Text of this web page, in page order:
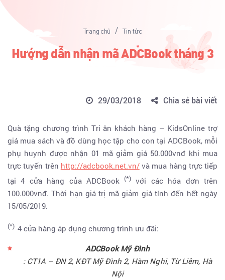
Trang chủ / Tin tức
Hướng dẫn nhận mã ADCBook tháng 3
29/03/2018 Chia sẻ bài viết
Quà tặng chương trình Tri ân khách hàng – KidsOnline trợ
giá mua sách và đồ dùng học tập cho con tại ADCBook, mỗi
phụ huynh được nhận 01 mã giảm giá 50.000vnđ khi mua
trực tuyến trên http://adcbook.net.vn/và mua hàng trực tiếp
tại 4 cửa hàng của ADCBook (*)với các hóa đơn trên
100.000vnđ. Thời hạn giá trị mã giảm giá tính đến hết ngày
15/05/2019.
(*) 4 cửa hàng áp dụng chương trình ưu đãi:
ADCBook Mỹ Đình
: CT1A – ĐN 2, KĐT Mỹ Đình 2, Hàm Nghi, Từ Liêm, Hà
Nội